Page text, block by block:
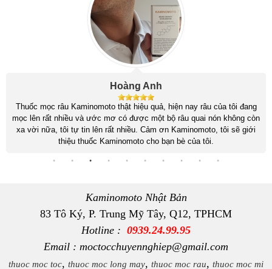
Công Minh
Tóc mình trước đây sợi mỏng rụng khá nhiều, da đầu nhờn rất khó
chịu, sau khi sử dụng bộ sản phẩm Kaminomoto General Hair Growth
tóc mình đã mọc nhiều và dày hơn. Nghe theo tư vấn của shop sau
khi tóc hồi phục mình đã cắt ngắn đi để tóc mới mọc đều và đẹp hơn.
Kaminomoto Nhật Bản
83 Tô Ký, P. Trung Mỹ Tây, Q12, TPHCM
Hotline : 0939.24.99.95
Email : moctocchuyennghiep@gmail.com
thuoc moc toc, thuoc moc long may, thuoc moc rau, thuoc moc mi